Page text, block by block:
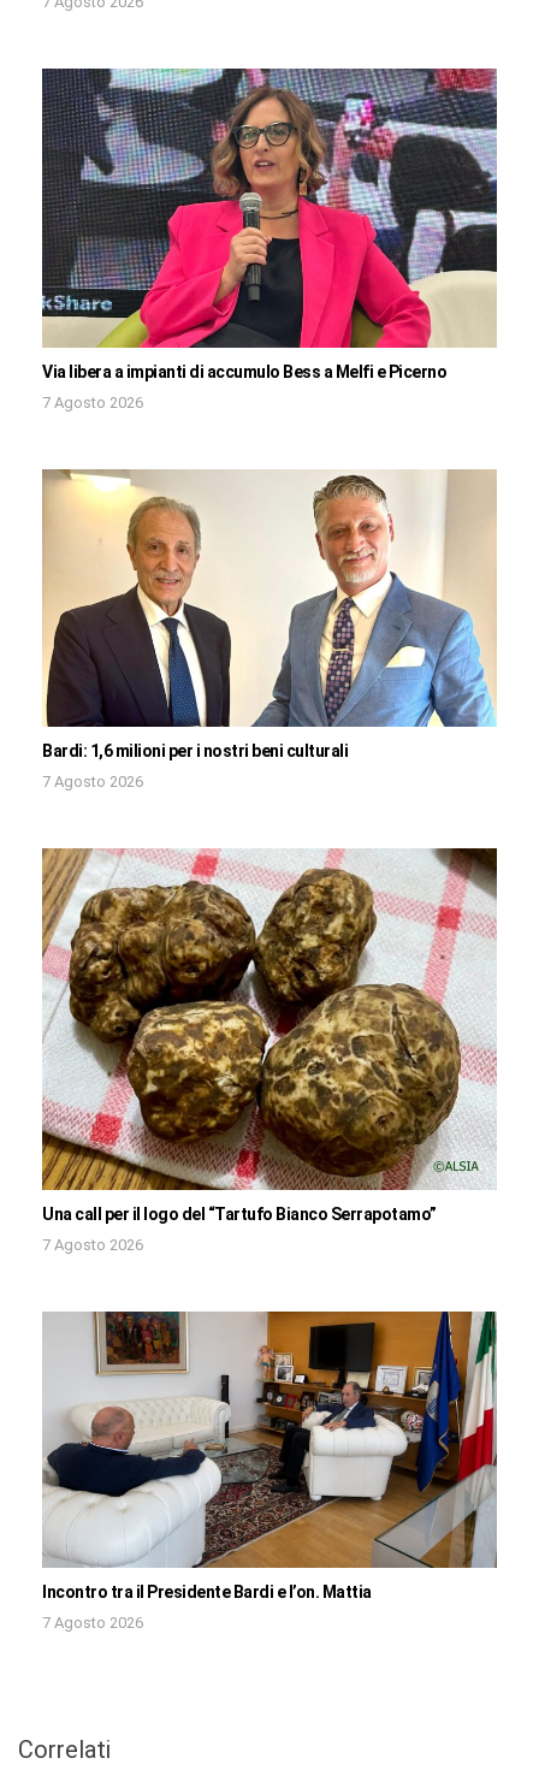
Via libera a impianti di accumulo Bess a Melfi e Picerno
7 Agosto 2026
Bardi: 1,6 milioni per i nostri beni culturali
7 Agosto 2026
Una call per il logo del “Tartufo Bianco Serrapotamo”
7 Agosto 2026
Incontro tra il Presidente Bardi e l’on. Mattia
7 Agosto 2026
Correlati